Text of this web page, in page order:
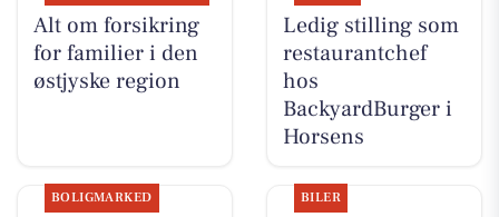
Alt om forsikring
for familier i den
østjyske region
Ledig stilling som
restaurantchef
hos
BackyardBurger i
Horsens
BOLIGMARKED BILER